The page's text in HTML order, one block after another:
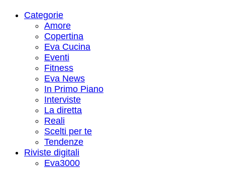
Categorie
Amore
Copertina
Eva Cucina
Eventi
Fitness
Eva News
In Primo Piano
Interviste
La diretta
Reali
Scelti per te
Tendenze
Riviste digitali
Eva3000